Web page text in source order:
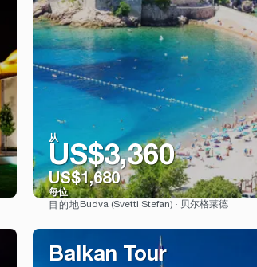
从
US$3,360
US$1,680
每位
目的地 Budva (Svetti Stefan) · 贝尔格莱德
Balkan Tour